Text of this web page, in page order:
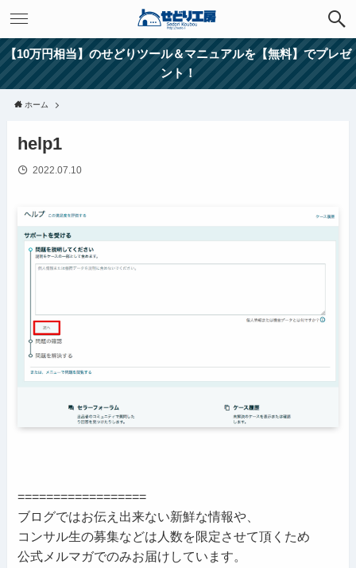
【10万円相当】のせどりツール＆マニュアルを【無料】でプレゼ
ント！
ホーム
help1
2022.07.10
==================
ブログではお伝え出来ない新鮮な情報や、
コンサル生の募集などは人数を限定させて頂くため
公式メルマガでのみお届けしています。